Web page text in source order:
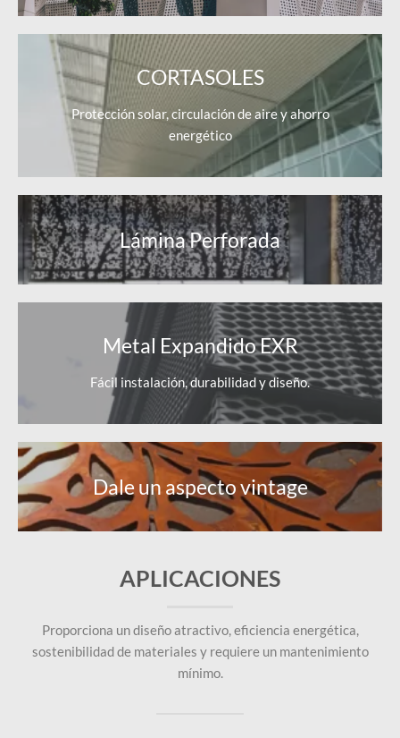
CORTASOLES
Protección solar, circulación de aire y ahorro
energético
Lámina Perforada
Metal Expandido EXR
Fácil instalación, durabilidad y diseño.
Dale un aspecto vintage
APLICACIONES
Proporciona un diseño atractivo, eficiencia energética,
sostenibilidad de materiales y requiere un mantenimiento
mínimo.